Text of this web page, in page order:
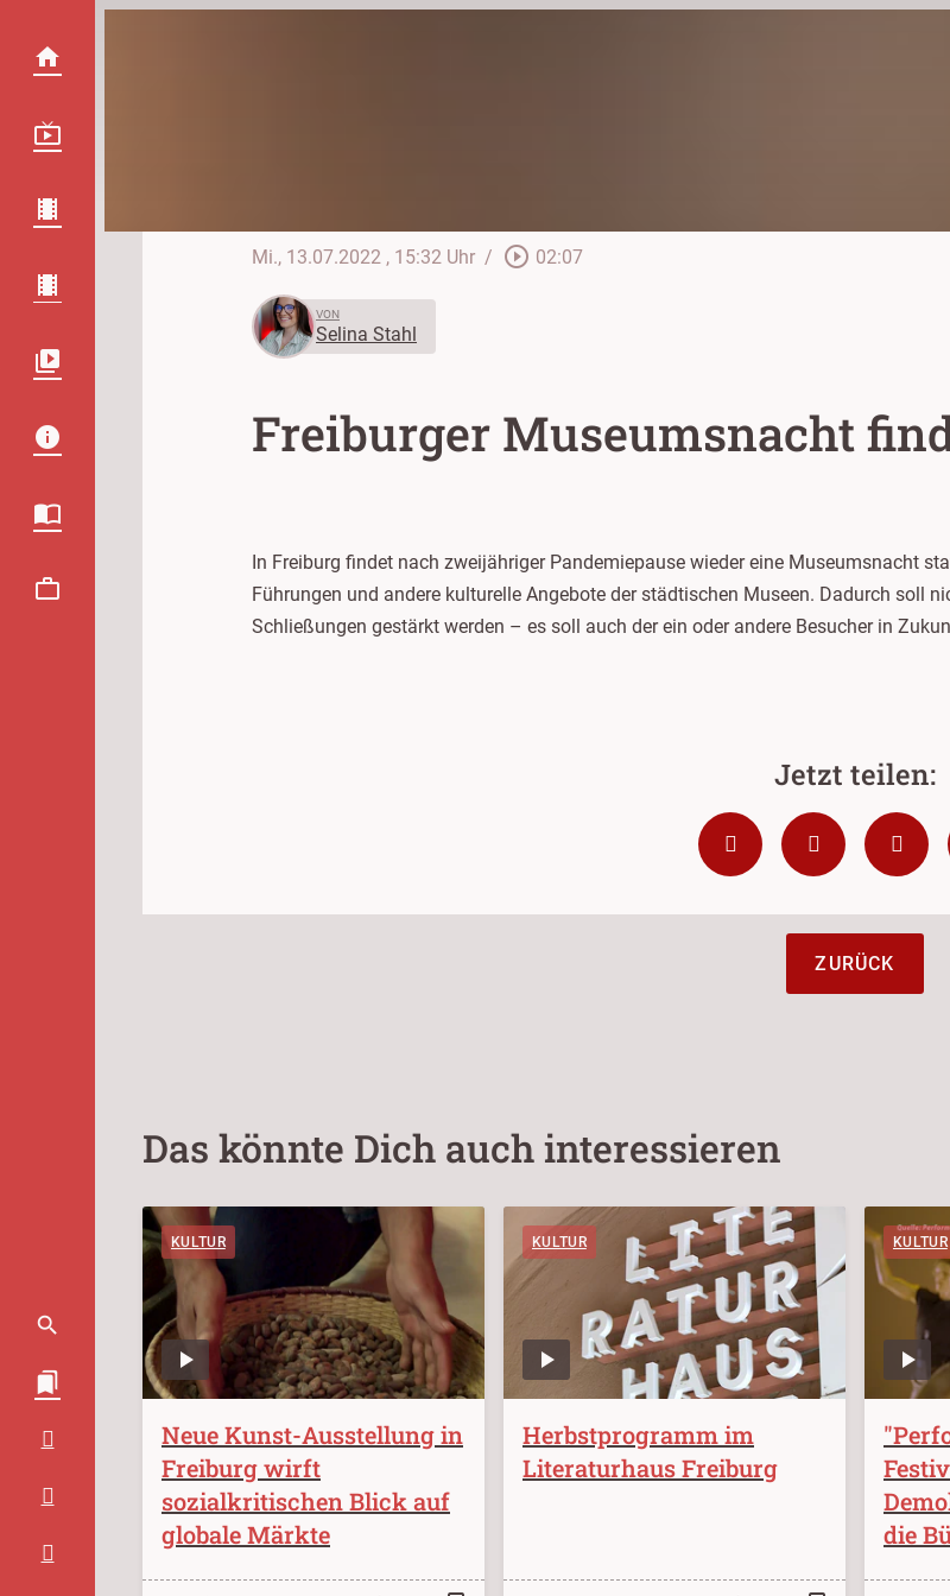
Mi., 13.07.2022 , 15:32 Uhr / play_circle_outline 02:07
VON
Selina Stahl
Freiburger Museumsnacht
In Freiburg findet nach zweijähriger Pandemiepause wieder eine Museumsnacht
Führungen und andere kulturelle Angebote der städtischen Museen. Dadurch soll
Schließungen gestärkt werden – es soll auch der ein oder andere Besucher in
ZURÜCK
Das könnte Dich auch interessieren
KULTUR
Neue Kunst-Ausstellung in
Freiburg wirft
sozialkritischen Blick auf
globale Märkte
KULTUR
Herbstprogramm im
Literaturhaus Freiburg
KULTUR
die